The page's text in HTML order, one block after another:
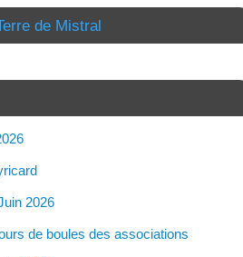
de Mistral
2026
de boules des associations